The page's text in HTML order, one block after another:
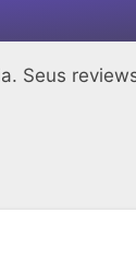
Seus